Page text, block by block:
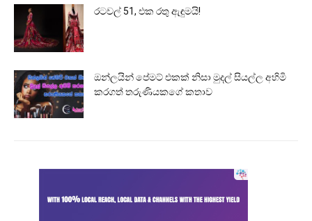
රටවල් 51, එක රතු ඇඳුමයි!
ඔන්ලයින් පේමට් එකක් නිසා මුදල් සියල්ල අහිමි
කරගත් තරුණියකගේ කතාව